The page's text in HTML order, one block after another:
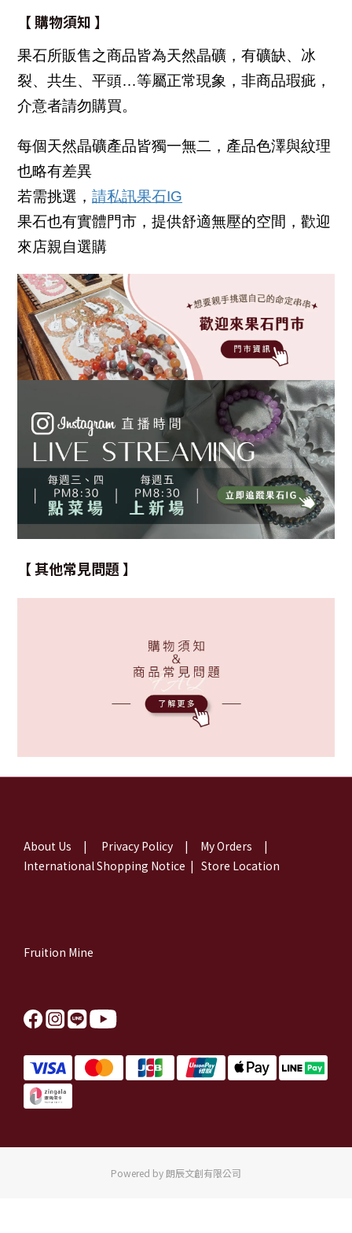
【 購物須知 】
果石所販售之商品皆為天然晶礦，有礦缺、冰
裂、共生、平頭…等屬正常現象，非商品瑕疵，
介意者請勿購買。
每個天然晶礦產品皆獨一無二，產品色澤與紋理
也略有差異
若需挑選， 請私訊果石IG
果石也有實體門市，提供舒適無壓的空間，歡迎
來店親自選購
【 其他常見問題 】
About Us | Privacy Policy | My Orders |
International Shopping Notice | Store Location
Fruition Mine
Powered by 朗辰文創有限公司